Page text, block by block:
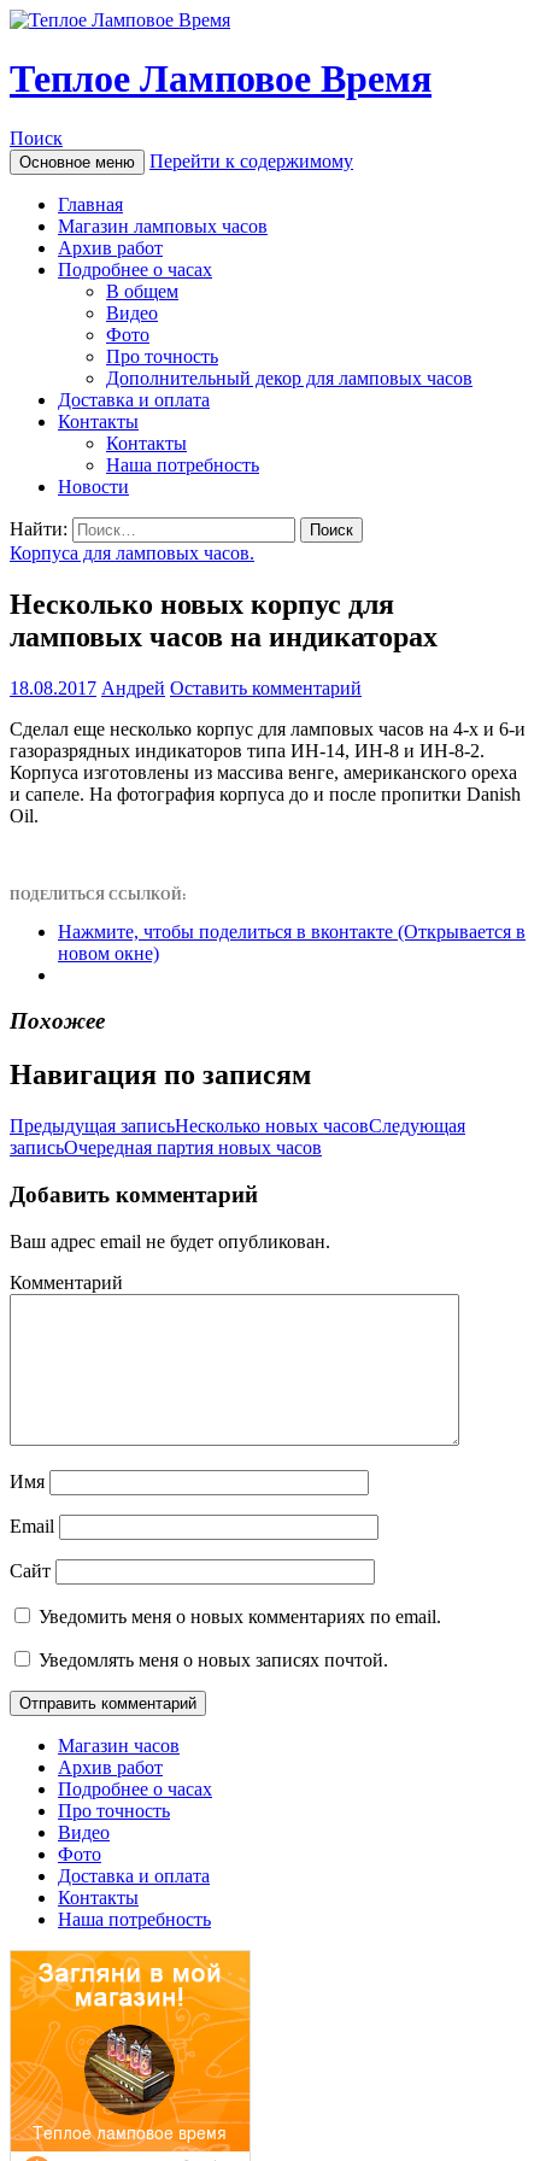
Теплое Ламповое Время
Поиск
Основное меню Перейти к содержимому
Главная
Магазин ламповых часов
Архив работ
Подробнее о часах
В общем
Видео
Фото
Про точность
Дополнительный декор для ламповых часов
Доставка и оплата
Контакты
Контакты
Наша потребность
Новости
Найти:
Корпуса для ламповых часов.
Несколько новых корпус для
ламповых часов на индикаторах
18.08.2017 Андрей Оставить комментарий
Сделал еще несколько корпус для ламповых часов на 4-х и 6-и
газоразрядных индикаторов типа ИН-14, ИН-8 и ИН-8-2.
Корпуса изготовлены из массива венге, американского ореха
и сапеле. На фотография корпуса до и после пропитки Danish
Oil.
ПОДЕЛИТЬСЯ ССЫЛКОЙ:
Нажмите, чтобы поделиться в вконтакте (Открывается в
новом окне)
Похожее
Навигация по записям
Предыдущая записьНесколько новых часовСледующая
записьОчередная партия новых часов
Добавить комментарий
Ваш адрес email не будет опубликован.
Комментарий
Имя
Email
Сайт
Уведомить меня о новых комментариях по email.
Уведомлять меня о новых записях почтой.
Магазин часов
Архив работ
Подробнее о часах
Про точность
Видео
Фото
Доставка и оплата
Контакты
Наша потребность